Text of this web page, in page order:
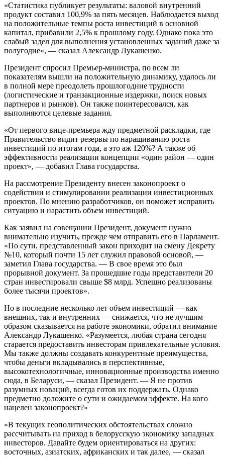
«Статистика публикует результаты: валовой внутренний
продукт составил 100,9% за пять месяцев. Наблюдается выход
на положительные темпы роста инвестиций в основной
капитал, прибавили 2,5% к прошлому году. Однако пока это
слабый задел для выполнения установленных заданий даже за
полугодие», — сказал Александр Лукашенко.
Президент спросил Премьер-министра, по всем ли
показателям вышли на положительную динамику, удалось ли
в полной мере преодолеть прошлогодние трудности
(логистические и транзакционные издержки, поиск новых
партнеров и рынков). Он также поинтересовался, как
выполняются целевые задания.
«От первого вице-премьера жду предметной раскладки, где
Правительство видит резервы по наращиванию роста
инвестиций по итогам года, а это аж 120%? А также об
эффективности реализации концепции «один район — один
проект», — добавил Глава государства.
На рассмотрение Президенту внесен законопроект о
содействии и стимулировании реализации инвестиционных
проектов. По мнению разработчиков, он поможет исправить
ситуацию и нарастить объем инвестиций.
Как заявил на совещании Президент, документ нужно
внимательно изучить, прежде чем отправить его в Парламент.
«По сути, представленный закон приходит на смену Декрету
№10, который почти 15 лет служил правовой основой, —
заметил Глава государства. — В свое время это был
прорывной документ. За прошедшие годы представители 20
стран инвестировали свыше $8 млрд. Успешно реализованы
более тысячи проектов».
Но в последние несколько лет объем инвестиций — как
внешних, так и внутренних — снижается, что не лучшим
образом сказывается на работе экономики, обратил внимание
Александр Лукашенко. «Разумеется, любая страна сегодня
старается предоставить инвесторам привлекательные условия.
Мы также должны создавать конкурентные преимущества,
чтобы деньги вкладывались в перспективные,
высокотехнологичные, инновационные производства именно
сюда, в Беларуси, — сказал Президент. — Я не против
разумных новаций, всегда готов их поддержать. Однако
предметно доложите о сути и ожидаемом эффекте. На кого
нацелен законопроект?»
«В текущих геополитических обстоятельствах сложно
рассчитывать на приход в белорусскую экономику западных
инвесторов. Давайте будем ориентироваться на других:
восточных, азиатских, африканских и так далее, — сказал